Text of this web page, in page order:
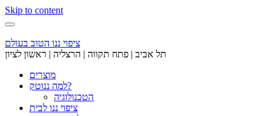
Skip to content
ציפוי ננו הטוב בעולם
תל אביב | פתח תקווה | הרצליה | ראשון לציון
מוצרים
למה ננוטק?
הטכנולוגיה
ציפוי ננו לבית